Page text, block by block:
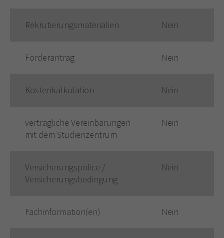
Rekrutierungsmaterialien Nein
Förderantrag Nein
Kostenkalkulation Nein
vertragliche Vereinbarungen
mit dem Studienzentrum
Nein
Versicherungspolice /
Versicherungsbedingung
Nein
Fachinformation(en) Nein